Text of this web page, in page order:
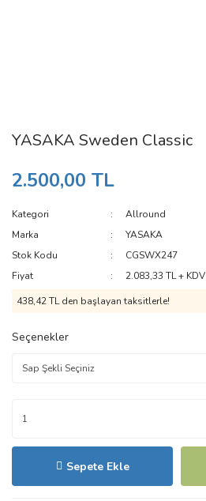
YASAKA Sweden Classic
2.500,00 TL
Kategori
Allround
Marka
YASAKA
Stok Kodu
CGSWX247
Fiyat
2.083,33 TL + KDV
438,42 TL den başlayan taksitlerle!
Seçenekler
Sepete Ekle